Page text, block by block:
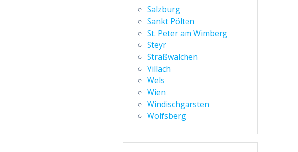
Salzburg
Sankt Pölten
St. Peter am Wimberg
Steyr
Straßwalchen
Villach
Wels
Wien
Windischgarsten
Wolfsberg